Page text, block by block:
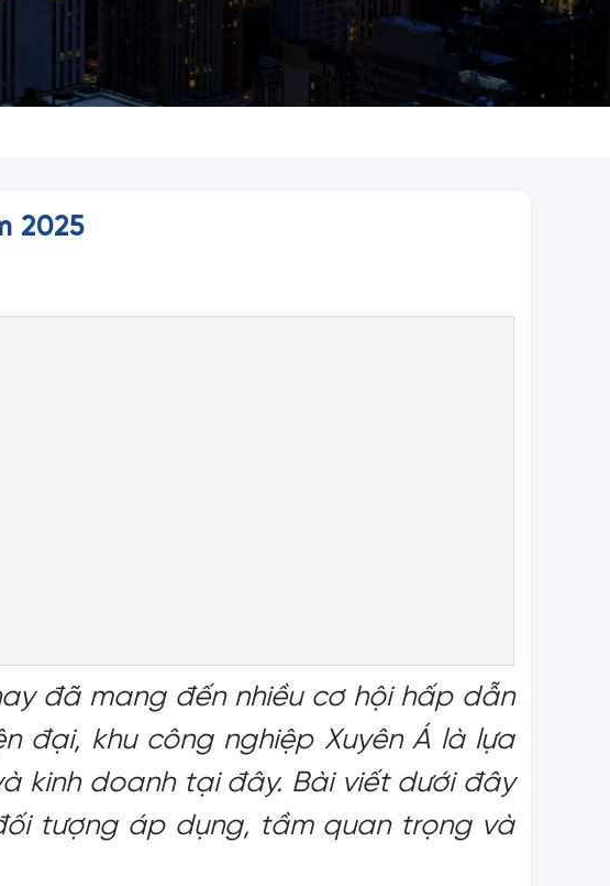
2025
đã mang đến nhiều cơ hội hấp dẫn
đại, khu công nghiệp Xuyên Á là lựa
kinh doanh tại đây. Bài viết dưới đây
tượng áp dụng, tầm quan trọng và